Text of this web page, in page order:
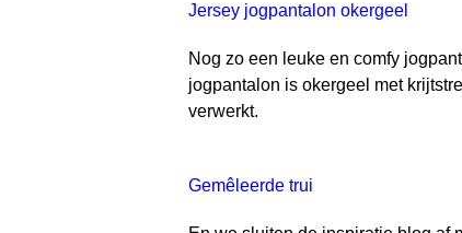
Jersey jogpantalon okergeel
Nog zo een leuke en comfy
jogpantalon is okergeel met
verwerkt.
Gemêleerde trui